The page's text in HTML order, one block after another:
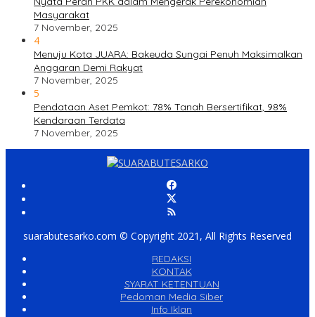
Masyarakat
7 November, 2025
4
Menuju Kota JUARA: Bakeuda Sungai Penuh Maksimalkan
Anggaran Demi Rakyat
7 November, 2025
5
Pendataan Aset Pemkot: 78% Tanah Bersertifikat, 98%
Kendaraan Terdata
7 November, 2025
suarabutesarko.com © Copyright 2021, All Rights Reserved
REDAKSI
KONTAK
SYARAT KETENTUAN
Pedoman Media Siber
Info Iklan